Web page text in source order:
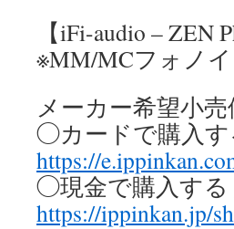
【iFi-audio – ZEN
※MM/MCフォノ
メーカー希望小
◯カードで購入す
https://
◯現金で購入する
https://ippinkan.jp/